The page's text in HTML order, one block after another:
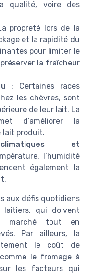
qualité, voire des
propreté lors de la
et la rapidité du
pour limiter le
la fraîcheur
: Certaines races
les chèvres, sont
de leur lait. La
d’améliorer la
lait produit.
et
l’humidité
également la
aux défis quotidiens
laitiers, qui doivent
marché tout en
Par ailleurs, la
le coût de
le fromage à
les facteurs qui